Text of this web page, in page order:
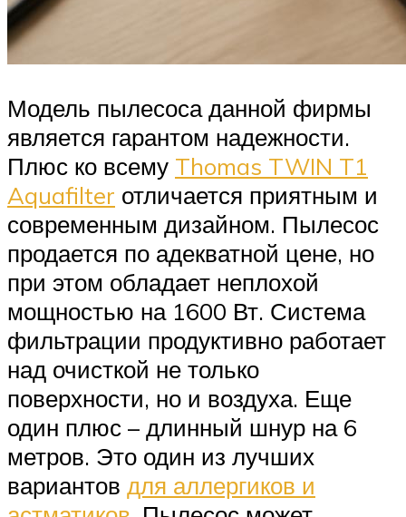
Модель пылесоса данной фирмы
является гарантом надежности.
Плюс ко всему Thomas TWIN T1
Aquafilter отличается приятным и
современным дизайном. Пылесос
продается по адекватной цене, но
при этом обладает неплохой
мощностью на 1600 Вт. Система
фильтрации продуктивно работает
над очисткой не только
поверхности, но и воздуха. Еще
один плюс – длинный шнур на 6
метров. Это один из лучших
вариантов для аллергиков и